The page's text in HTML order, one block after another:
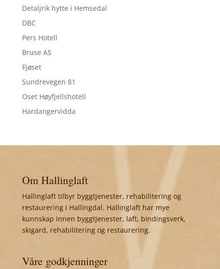
Detaljrik hytte i Hemsedal
DBC
Pers Hotell
Bruse AS
Fjøset
Sundrevegen 81
Oset Høyfjellshotell
Hardangervidda
Om Hallinglaft
Hallinglaft tilbyr byggtjenester, rehabilitering og
restaurering i Hallingdal. Hallinglaft har mye
kunnskap innen byggtjenester, laft, bindingsverk,
skigard, rehabilitering og restaurering.
Våre godkjenninger